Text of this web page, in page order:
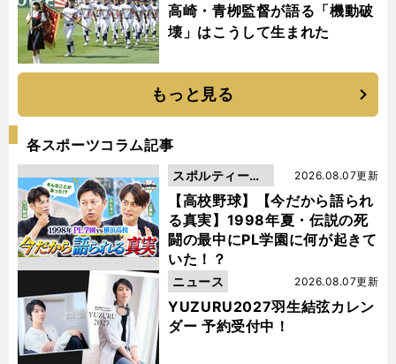
高崎・青栁監督が語る「機動破
壊」はこうして生まれた
もっと見る
各スポーツコラム記事
【高校野球】【今だから語られ
る真実】1998年夏・伝説の死
闘の最中にPL学園に何が起きて
いた！？
2026.08.07更新
スポルティーバ
動画
YUZURU2027羽生結弦カレン
ダー 予約受付中！
2026.08.07更新
ニュース